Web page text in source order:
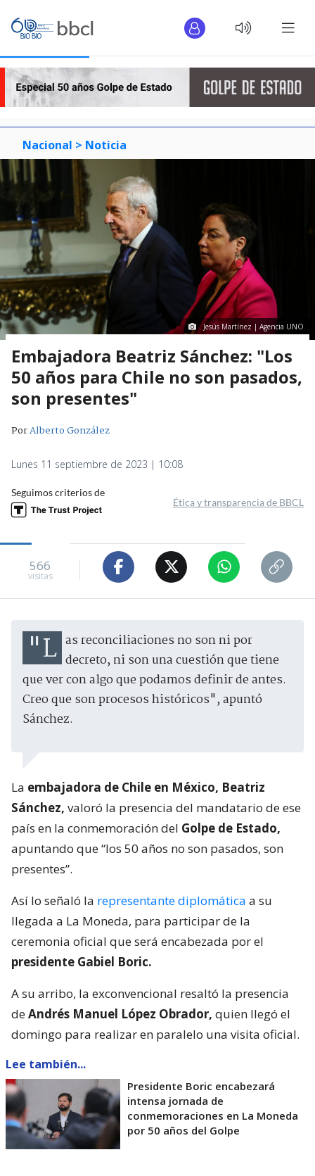
Nacional > Noticia
Jesús Martínez | Agencia UNO
Embajadora Beatriz Sánchez: "Los
50 años para Chile no son pasados,
son presentes"
PorAlberto González
Lunes 11 septiembre de 2023 | 10:08
Seguimos criterios de
Ética y transparencia de BBCL
566
visitas
"Las reconciliaciones no son ni por decreto, ni son una cuestión que tiene
que ver con algo que podamos definir de antes.
Creo que son procesos históricos", apuntó
Sánchez.
La embajadora de Chile en México, Beatriz
Sánchez, valoró la presencia del mandatario de ese
país en la conmemoración del Golpe de Estado,
apuntando que “los 50 años no son pasados, son
presentes”.
Así lo señaló la representante diplomática a su
llegada a La Moneda, para participar de la
ceremonia oficial que será encabezada por el
presidente Gabiel Boric.
A su arribo, la exconvencional resaltó la presencia
deAndrés Manuel López Obrador, quien llegó el
domingo para realizar en paralelo una visita oficial.
Lee también...
Presidente Boric encabezará
intensa jornada de
conmemoraciones en La Moneda
por 50 años del Golpe